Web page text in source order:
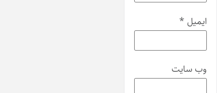
ایمیل *
وب‌ سایت